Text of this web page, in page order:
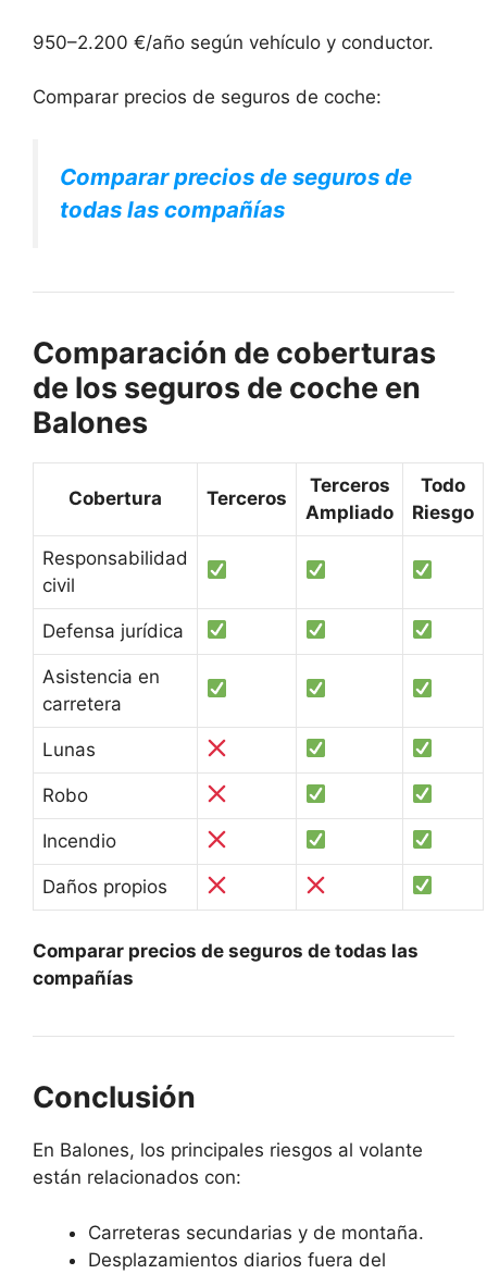
950–2.200 €/año según vehículo y conductor.
Comparar precios de seguros de coche:
Comparar precios de seguros de
todas las compañías
Comparación de coberturas
de los seguros de coche en
Balones
Cobertura Terceros
Terceros
Ampliado
Todo
Riesgo
Responsabilidad
civil
Defensa jurídica
Asistencia en
carretera
Lunas
Robo
Incendio
Daños propios
Comparar precios de seguros de todas las
compañías
Conclusión
En Balones, los principales riesgos al volante
están relacionados con:
Carreteras secundarias y de montaña.
Desplazamientos diarios fuera del